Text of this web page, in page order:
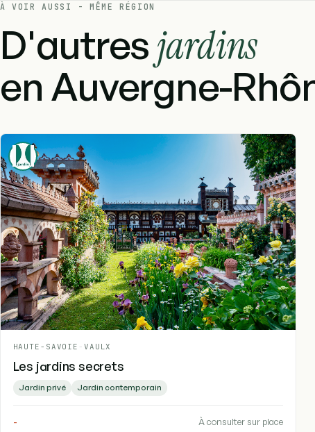
À VOIR AUSSI - MÊME RÉGION
D'autresjardins
en Auvergne-
HAUTE-SAVOIE - VAULX
Les jardins secrets
Jardin privé Jardin contemporain
- À consulter sur place